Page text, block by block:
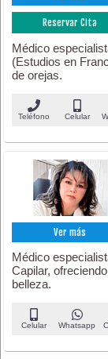
Reservar Cita
Médico
(Estudios en
de orejas.
Teléfono Celular
Ver más
Médico
Capilar,
belleza.
Celular Whatsapp